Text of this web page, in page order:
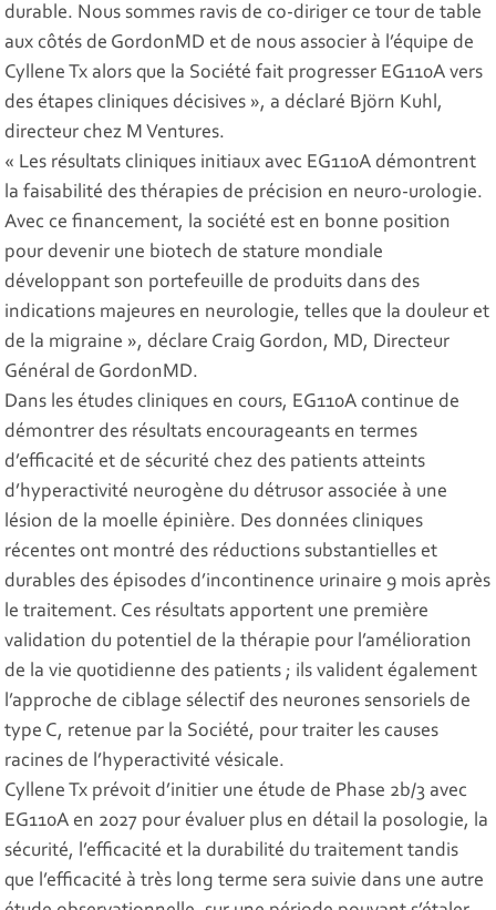
durable. Nous sommes ravis de co-diriger ce tour de table
aux côtés de GordonMD et de nous associer à l’équipe de
Cyllene Tx alors que la Société fait progresser EG110A vers
des étapes cliniques décisives », a déclaré Björn Kuhl,
directeur chez M Ventures.
« Les résultats cliniques initiaux avec EG110A démontrent
la faisabilité des thérapies de précision en neuro-urologie.
Avec ce financement, la société est en bonne position
pour devenir une biotech de stature mondiale
développant son portefeuille de produits dans des
indications majeures en neurologie, telles que la douleur et
de la migraine », déclare Craig Gordon, MD, Directeur
Général de GordonMD.
Dans les études cliniques en cours, EG110A continue de
démontrer des résultats encourageants en termes
d’efficacité et de sécurité chez des patients atteints
d’hyperactivité neurogène du détrusor associée à une
lésion de la moelle épinière. Des données cliniques
récentes ont montré des réductions substantielles et
durables des épisodes d’incontinence urinaire 9 mois après
le traitement. Ces résultats apportent une première
validation du potentiel de la thérapie pour l’amélioration
de la vie quotidienne des patients ; ils valident également
l’approche de ciblage sélectif des neurones sensoriels de
type C, retenue par la Société, pour traiter les causes
racines de l’hyperactivité vésicale.
Cyllene Tx prévoit d’initier une étude de Phase 2b/3 avec
EG110A en 2027 pour évaluer plus en détail la posologie, la
sécurité, l’efficacité et la durabilité du traitement tandis
que l’efficacité à très long terme sera suivie dans une autre